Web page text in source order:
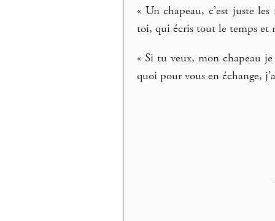
« Un chapeau, c’est juste
toi, qui écris tout le temps et
« Si tu veux, mon chapeau
quoi pour vous en échange,